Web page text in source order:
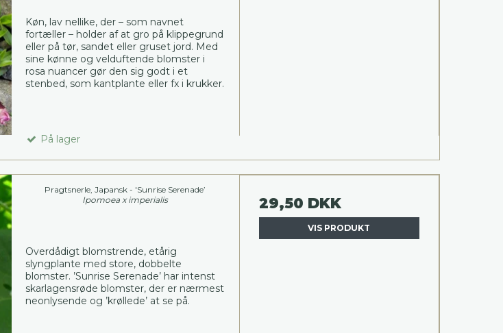
Køn, lav nellike, der – som navnet
fortæller – holder af at gro på klippegrund
eller på tør, sandet eller gruset jord. Med
sine kønne og velduftende blomster i
rosa nuancer gør den sig godt i et
stenbed, som kantplante eller fx i krukker.
På lager
Pragtsnerle, Japansk - 'Sunrise Serenade’
Ipomoea x imperialis
Overdådigt blomstrende, etårig
slyngplante med store, dobbelte
blomster. ’Sunrise Serenade’ har intenst
skarlagensrøde blomster, der er nærmest
neonlysende og ’krøllede’ at se på.
29,50 DKK
VIS PRODUKT